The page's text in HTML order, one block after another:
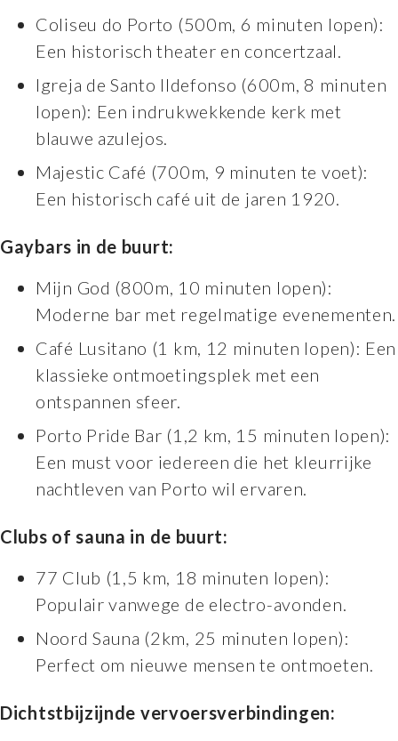
Coliseu do Porto (500m, 6 minuten lopen):
Een historisch theater en concertzaal.
Igreja de Santo Ildefonso (600m, 8 minuten
lopen): Een indrukwekkende kerk met
blauwe azulejos.
Majestic Café (700m, 9 minuten te voet):
Een historisch café uit de jaren 1920.
Gaybars in de buurt:
Mijn God (800m, 10 minuten lopen):
Moderne bar met regelmatige evenementen.
Café Lusitano (1 km, 12 minuten lopen): Een
klassieke ontmoetingsplek met een
ontspannen sfeer.
Porto Pride Bar (1,2 km, 15 minuten lopen):
Een must voor iedereen die het kleurrijke
nachtleven van Porto wil ervaren.
Clubs of sauna in de buurt:
77 Club (1,5 km, 18 minuten lopen):
Populair vanwege de electro-avonden.
Noord Sauna (2km, 25 minuten lopen):
Perfect om nieuwe mensen te ontmoeten.
Dichtstbijzijnde vervoersverbindingen: